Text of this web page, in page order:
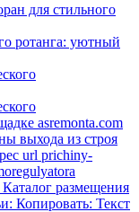
для стильного
ротанга: уютный
asremonta.com
выхода из строя
url prichiny-
размещения
Копировать: Текст